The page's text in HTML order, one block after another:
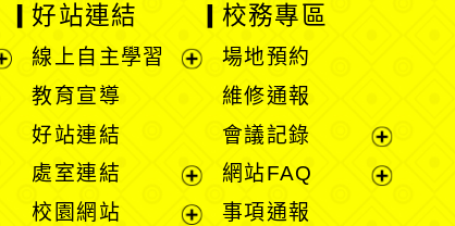
好站連結
線上自主學習
單
教育宣導
好站連結
處室連結
展
校園網站
校務專區
場地預約
維修通報
會議記錄
展
網站FAQ
事項通報